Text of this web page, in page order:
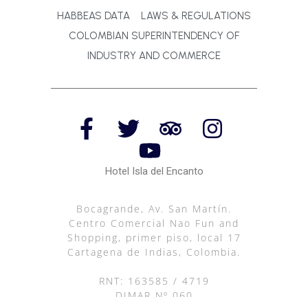
HABBEAS DATA
LAWS & REGULATIONS
COLOMBIAN SUPERINTENDENCY OF
INDUSTRY AND COMMERCE
Hotel Isla del Encanto
Bocagrande, Av. San Martín.
Centro Comercial Nao Fun and
Shopping, primer piso, local 17
Cartagena de Indias, Colombia.
RNT: 163585 / 4719